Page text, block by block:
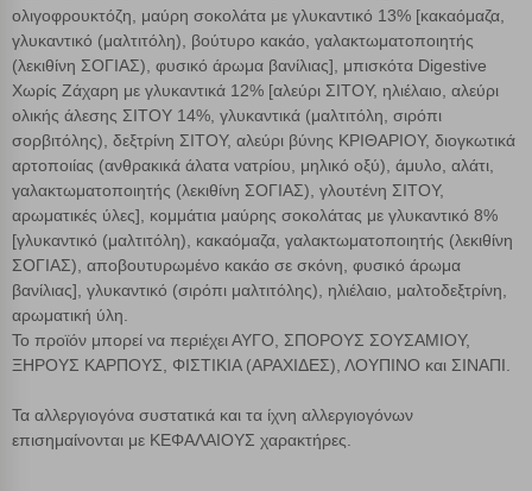
ολιγοφρουκτόζη, μαύρη σοκολάτα με γλυκαντικό 13% [κακαόμαζα,
γλυκαντικό (μαλτιτόλη), βούτυρο κακάο, γαλακτωματοποιητής
(λεκιθίνη ΣΟΓΙΑΣ), φυσικό άρωμα βανίλιας], μπισκότα Digestive
Χωρίς Ζάχαρη με γλυκαντικά 12% [αλεύρι ΣΙΤΟΥ, ηλιέλαιο, αλεύρι
ολικής άλεσης ΣΙΤΟΥ 14%, γλυκαντικά (μαλτιτόλη, σιρόπι
σορβιτόλης), δεξτρίνη ΣΙΤΟΥ, αλεύρι βύνης ΚΡΙΘΑΡΙΟΥ, διογκωτικά
αρτοποιίας (ανθρακικά άλατα νατρίου, μηλικό οξύ), άμυλο, αλάτι,
γαλακτωματοποιητής (λεκιθίνη ΣΟΓΙΑΣ), γλουτένη ΣΙΤΟΥ,
αρωματικές ύλες], κομμάτια μαύρης σοκολάτας με γλυκαντικό 8%
[γλυκαντικό (μαλτιτόλη), κακαόμαζα, γαλακτωματοποιητής (λεκιθίνη
ΣΟΓΙΑΣ), αποβουτυρωμένο κακάο σε σκόνη, φυσικό άρωμα
βανίλιας], γλυκαντικό (σιρόπι μαλτιτόλης), ηλιέλαιο, μαλτοδεξτρίνη,
αρωματική ύλη.
Το προϊόν μπορεί να περιέχει ΑΥΓΟ, ΣΠΟΡΟΥΣ ΣΟΥΣΑΜΙΟΥ,
ΞΗΡΟΥΣ ΚΑΡΠΟΥΣ, ΦΙΣΤΙΚΙΑ (ΑΡΑΧΙΔΕΣ), ΛΟΥΠΙΝΟ και ΣΙΝΑΠΙ.
Τα αλλεργιογόνα συστατικά και τα ίχνη αλλεργιογόνων
επισημαίνονται με ΚΕΦΑΛΑΙΟΥΣ χαρακτήρες.